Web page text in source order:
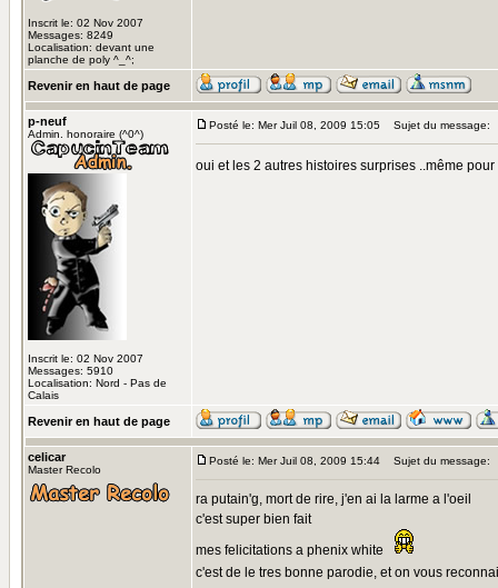
Inscrit le: 02 Nov 2007
Messages: 8249
Localisation: devant une
planche de poly ^_^;
Revenir en haut de page
p-neuf
Admin. honoraire (^0^)
Inscrit le: 02 Nov 2007
Messages: 5910
Localisation: Nord - Pas de
Calais
Posté le: Mer Juil 08, 2009 15:05 Sujet du message:
oui et les 2 autres histoires surprises ..même
Revenir en haut de page
celicar
Master Recolo
Posté le: Mer Juil 08, 2009 15:44 Sujet du message:
ra putain'g, mort de rire, j'en ai la larme a l'oeil
c'est super bien fait
mes felicitations a phenix white
c'est de le tres bonne parodie, et on vous